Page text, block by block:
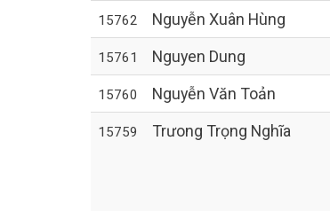
15762 Nguyễn Xuân Hùng
15761 Nguyen Dung
15760 Nguyễn Văn Toản
15759 Trưong Trọng Nghĩa